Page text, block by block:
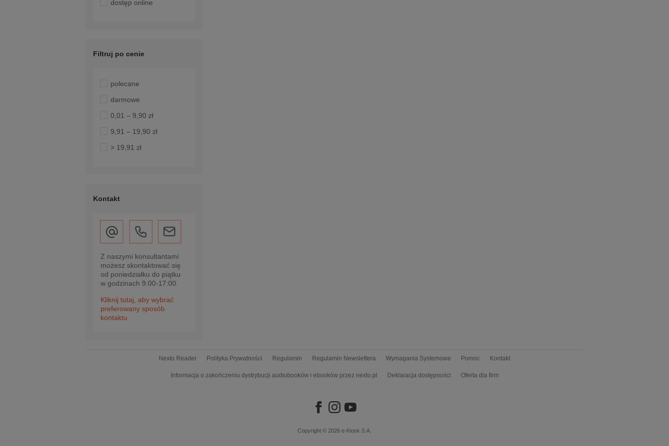
dostęp online
Filtruj po cenie
polecane
darmowe
0,01 – 9,90 zł
9,91 – 19,90 zł
> 19,91 zł
Kontakt
Z naszymi konsultantami
możesz skontaktować się
od poniedziałku do piątku
w godzinach 9:00-17:00.
Kliknij tutaj, aby wybrać
preferowany sposób
kontaktu
Nexto Reader Polityka Prywatności Regulamin Regulamin Newslettera Wymagania Systemowe Pomoc Kontakt
Informacja o zakończeniu dystrybucji audiobooków i ebooków przez nexto.pl Deklaracja dostępności Oferta dla firm
Copyright © 2026 e-Kiosk S.A.